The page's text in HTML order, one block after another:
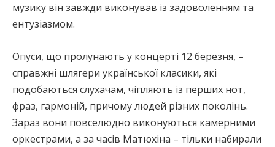
музику він завжди виконував із задоволенням та
ентузіазмом.
Опуси, що пролунають у концерті 12 березня, –
справжні шлягери української класики, які
подобаються слухачам, чіпляють із перших нот,
фраз, гармоній, причому людей різних поколінь.
Зараз вони повселюдно виконуються камерними
оркестрами, а за часів Матюхіна – тільки набирали